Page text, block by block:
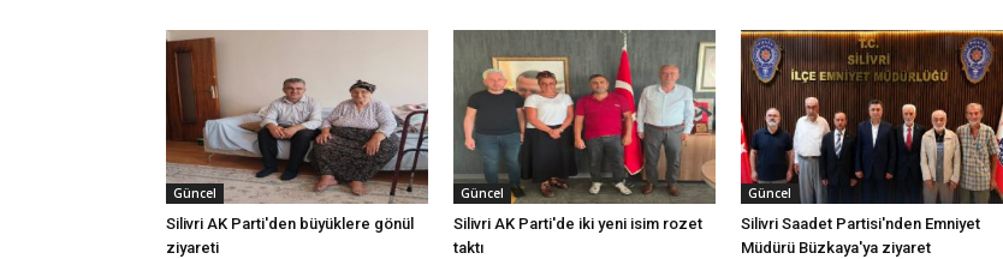
Güncel
Silivri AK Parti'den büyüklere gönül
ziyareti
Güncel
Silivri AK Parti'de iki yeni isim rozet
taktı
Güncel
Silivri Saadet Partisi'nden Emniyet
Müdürü Büzkaya'ya ziyaret